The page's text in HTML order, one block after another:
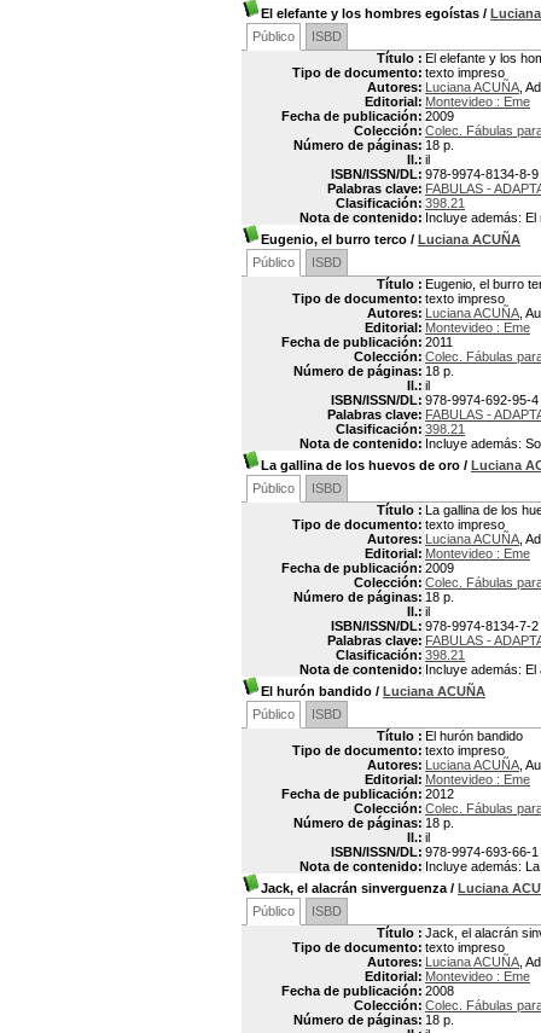
El elefante y los hombres egoístas /
Público
ISBD
Título : El elefante y los
Tipo de documento: texto impreso
Autores: Luciana ACUÑA ,
Editorial: Montevideo : Eme
Fecha de publicación: 2009
Colección: Colec. Fábulas
Número de páginas: 18 p.
Il.: il
ISBN/ISSN/DL: 978-9974-8134-8-9
Palabras clave: FABULAS -
Clasificación: 398.21
Nota de contenido: Incluye además:
Eugenio, el burro terco / Luciana ACUÑA
Público
ISBD
Título : Eugenio, el burro
Tipo de documento: texto impreso
Autores: Luciana ACUÑA ,
Editorial: Montevideo : Eme
Fecha de publicación: 2011
Colección: Colec. Fábulas
Número de páginas: 18 p.
Il.: il
ISBN/ISSN/DL: 978-9974-692-95-4
Palabras clave: FABULAS -
Clasificación: 398.21
Nota de contenido: Incluye además:
La gallina de los huevos de oro / Luciana
Público
ISBD
Título : La gallina de los
Tipo de documento: texto impreso
Autores: Luciana ACUÑA ,
Editorial: Montevideo : Eme
Fecha de publicación: 2009
Colección: Colec. Fábulas
Número de páginas: 18 p.
Il.: il
ISBN/ISSN/DL: 978-9974-8134-7-2
Palabras clave: FABULAS -
Clasificación: 398.21
Nota de contenido: Incluye además:
El hurón bandido / Luciana ACUÑA
Público
ISBD
Título : El hurón bandido
Tipo de documento: texto impreso
Autores: Luciana ACUÑA ,
Editorial: Montevideo : Eme
Fecha de publicación: 2012
Colección: Colec. Fábulas
Número de páginas: 18 p.
Il.: il
ISBN/ISSN/DL: 978-9974-693-66-1
Nota de contenido: Incluye además:
Jack, el alacrán sinverguenza / Luciana
Público
ISBD
Título : Jack, el alacrán
Tipo de documento: texto impreso
Autores: Luciana ACUÑA ,
Editorial: Montevideo : Eme
Fecha de publicación: 2008
Colección: Colec. Fábulas
Número de páginas: 18 p.